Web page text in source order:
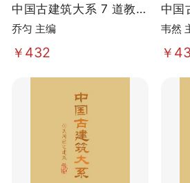
中国古建筑大系 7 道教建
筑
乔匀 主编
￥432
中国
筑
韦然
￥